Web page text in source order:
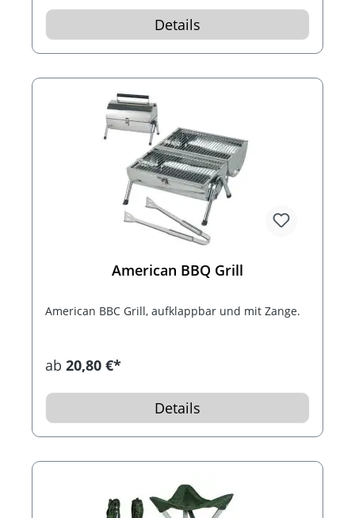
Details
American BBQ Grill
American BBC Grill, aufklappbar und mit Zange.
ab 20,80 €*
Details